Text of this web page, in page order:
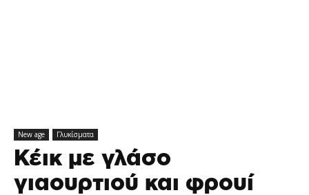
New age Γλυκίσματα
Κέικ με γλάσο
γιαουρτιού και φρουί